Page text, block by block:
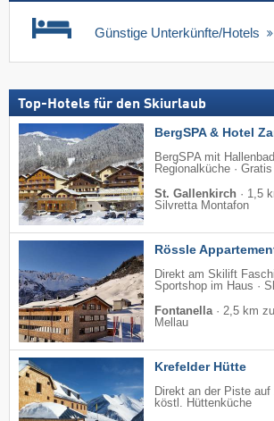
Günstige Unterkünfte/Hotels
Top-Hotels für den Skiurlaub
BergSPA & Hotel
BergSPA mit
Regionalküche ·
St. Gallenkirch · 1,5
Silvretta Montafon
Rössle
Direkt am Skilift
Sportshop im Haus ·
Fontanella · 2,5 km
Mellau
Krefelder Hütte
Direkt an der Piste auf
köstl. Hüttenküche